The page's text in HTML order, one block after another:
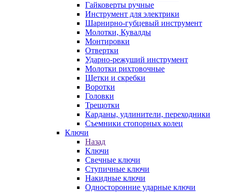
Гайковерты ручные
Инструмент для электрики
Шарнирно-губцевый инструмент
Молотки, Кувалды
Монтировки
Отвертки
Ударно-режуший инструмент
Молотки рихтовочные
Щетки и скребки
Воротки
Головки
Трещотки
Карданы, удлинители, переходники
Съемники стопорных колец
Ключи
Назад
Ключи
Свечные ключи
Ступичные ключи
Накидные ключи
Односторонние ударные ключи